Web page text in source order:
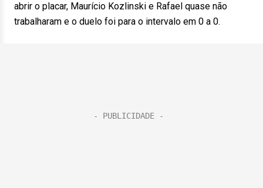
abrir o placar, Maurício Kozlinski e Rafael quase não
trabalharam e o duelo foi para o intervalo em 0 a 0.